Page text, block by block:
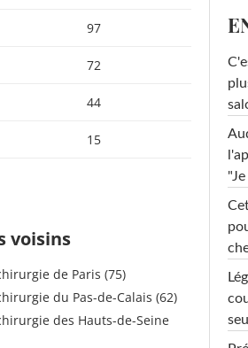
97
72
44
15
voisins
Service de chirurgie de Paris (75)
Service de chirurgie du Pas-de-Calais (62)
Hauts-de-Seine